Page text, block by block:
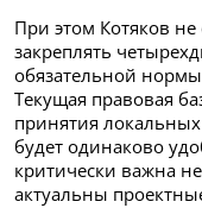
При этом Котяков
закреплять
обязательной
Текущая правовая
принятия
будет одинаково
критически важна
актуальны